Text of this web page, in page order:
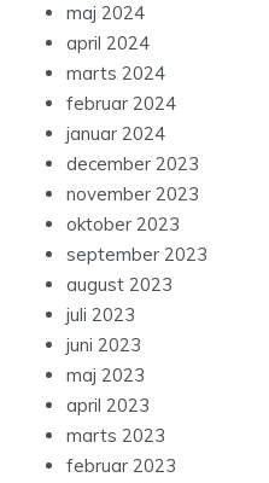
maj 2024
april 2024
marts 2024
februar 2024
januar 2024
december 2023
november 2023
oktober 2023
september 2023
august 2023
juli 2023
juni 2023
maj 2023
april 2023
marts 2023
februar 2023